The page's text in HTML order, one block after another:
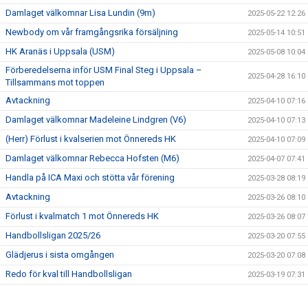
Damlaget välkomnar Lisa Lundin (9m) 2025-05-22 12:26
Newbody om vår framgångsrika försäljning 2025-05-14 10:51
HK Aranäs i Uppsala (USM) 2025-05-08 10:04
Förberedelserna inför USM Final Steg i Uppsala –
Tillsammans mot toppen
2025-04-28 16:10
Avtackning 2025-04-10 07:16
Damlaget välkomnar Madeleine Lindgren (V6) 2025-04-10 07:13
(Herr) Förlust i kvalserien mot Önnereds HK 2025-04-10 07:09
Damlaget välkomnar Rebecca Hofsten (M6) 2025-04-07 07:41
Handla på ICA Maxi och stötta vår förening 2025-03-28 08:19
Avtackning 2025-03-26 08:10
Förlust i kvalmatch 1 mot Önnereds HK 2025-03-26 08:07
Handbollsligan 2025/26 2025-03-20 07:55
Glädjerus i sista omgången 2025-03-20 07:08
Redo för kval till Handbollsligan 2025-03-19 07:31